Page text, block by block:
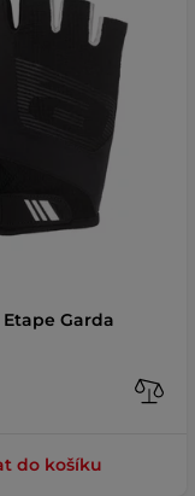
Garda
do košíku